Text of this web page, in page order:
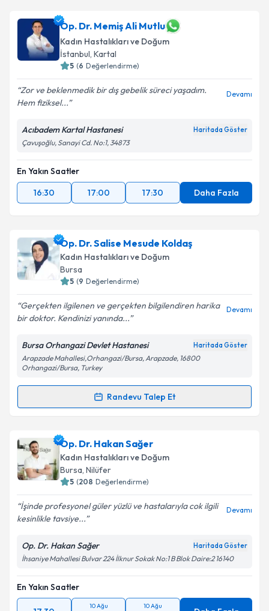
Op. Dr. Memiş Ali Mutlu
Kadın Hastalıkları ve Doğum
İstanbul, Kartal
5 (6 Değerlendirme)
Zor ve beklenmedik bir dış gebelik süreci yaşadım.
Hem fiziksel...
Devamı
Acıbadem Kartal Hastanesi Haritada Göster
Çavuşoğlu, Sanayi Cd. No:1, 34873
En Yakın Saatler
16:30
17:00 17:30 Daha Fazla
Op. Dr. Salise Mesude Koldaş
Kadın Hastalıkları ve Doğum
Bursa
5 (9 Değerlendirme)
Gerçekten ilgilenen ve gerçekten bilgilendiren harika
bir doktor. Kendinizi yanında...
Devamı
Bursa Orhangazi Devlet Hastanesi Haritada Göster
Arapzade Mahallesi,Orhangazi/Bursa, Arapzade, 16800
Orhangazi/Bursa, Turkey
Randevu Talep Et
Randevu Takvimi Talebi
Op. Dr. Salise Mesude Koldaş
talebi oluşturun. Size bu uzmandan randevu almanız
için bir takvim hazırlandığında e-posta ile
bilgilendireceğiz.
E-posta Adresiniz
Kişisel verilerimin işlenmesine ilişkinAydınlatma
Metni'ni okudum ve kişisel verilerimin belirtilen
kapsamda işlenmesini kabul ediyorum.
Op. Dr. Hakan Sağer
Kadın Hastalıkları ve Doğum
Bursa, Nilüfer
5 (208 Değerlendirme)
İşinde profesyonel güler yüzlü ve hastalarıyla cok ilgili
kesinlikle tavsiye...
Devamı
Op. Dr. Hakan Sağer Haritada Göster
İhsaniye Mahallesi Bulvar 224 İlknur Sokak No:1 B Blok Daire:2 16140
En Yakın Saatler
10 Ağu 10 Ağu